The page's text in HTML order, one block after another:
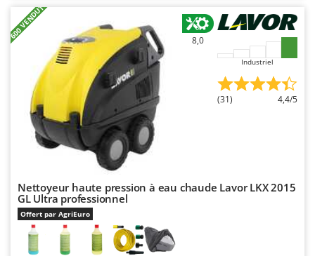
Novatec
Novital
NuAir
NuovaFac
Officine Savioli
Oliviero
Omas
Ompagrill
Ooni
+600 VENDUTI 8,0
Industriel
(31) 4,4/5
Nettoyeur haute pression à eau chaude Lavor LKX 2015
GL Ultra professionnel
Offert par AgriEuro